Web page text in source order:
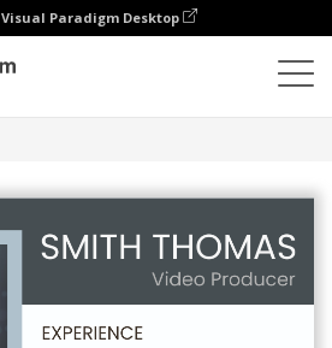
Visual Paradigm Desktop